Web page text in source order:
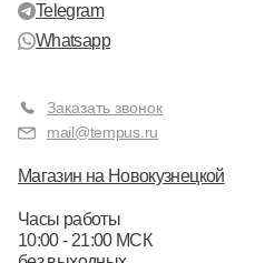
Telegram
Whatsapp
Заказать звонок
mail@tempus.ru
Магазин на Новокузнецкой
Часы работы
10:00 - 21:00 МСК